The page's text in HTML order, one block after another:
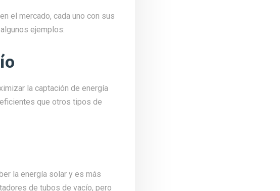
el mercado, cada uno con sus
ejemplos:
la captación de energía
que otros tipos de
la energía solar y es más
de tubos de vacío, pero